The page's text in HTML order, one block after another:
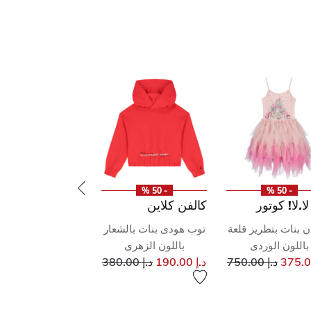
- 50 %
كوتور
بنات بتطريز قلعة
باللون الوردى
سعر مخفض من
د.إ 750.00 إلى
- 50 %
كالفن كلاين
توب هودى بنات بالشعار
باللون الزهرى
د.إ 190.00 سعر مخفض من
د.إ 380.00 إلى